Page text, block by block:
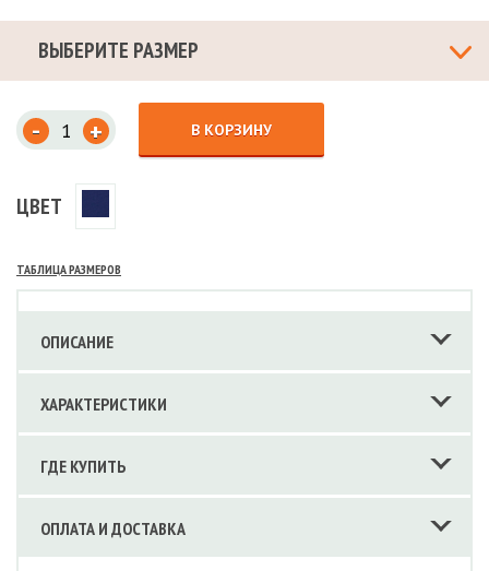
ВЫБЕРИТЕ РАЗМЕР
- + В КОРЗИНУ
ЦВЕТ
ТАБЛИЦА РАЗМЕРОВ
ОПИСАНИЕ
ХАРАКТЕРИСТИКИ
ГДЕ КУПИТЬ
ОПЛАТА И ДОСТАВКА